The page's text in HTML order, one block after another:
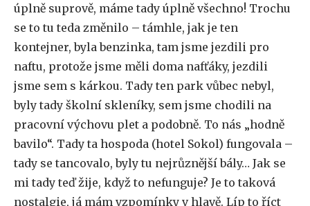
úplně suprově, máme tady úplně všechno! Trochu
se to tu teda změnilo – támhle, jak je ten
kontejner, byla benzinka, tam jsme jezdili pro
naftu, protože jsme měli doma nafťáky, jezdili
jsme sem s kárkou. Tady ten park vůbec nebyl,
byly tady školní skleníky, sem jsme chodili na
pracovní výchovu plet a podobně. To nás „hodně
bavilo“. Tady ta hospoda (hotel Sokol) fungovala –
tady se tancovalo, byly tu nejrůznější bály… Jak se
mi tady teď žije, když to nefunguje? Je to taková
nostalgie, já mám vzpomínky v hlavě. Líp to říct